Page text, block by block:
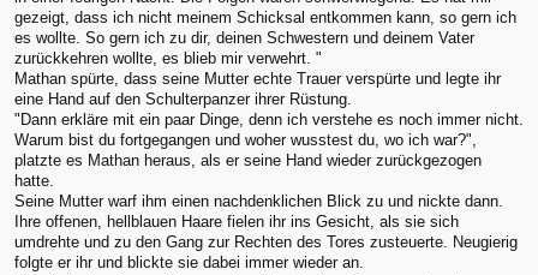
gezeigt, dass ich nicht meinem Schicksal entkommen kann, so gern ich
es wollte. So gern ich zu dir, deinen Schwestern und deinem Vater
zurückkehren wollte, es blieb mir verwehrt. "
Mathan spürte, dass seine Mutter echte Trauer verspürte und legte ihr
eine Hand auf den Schulterpanzer ihrer Rüstung.
"Dann erkläre mit ein paar Dinge, denn ich verstehe es noch immer nicht.
Warum bist du fortgegangen und woher wusstest du, wo ich war?",
platzte es Mathan heraus, als er seine Hand wieder zurückgezogen
hatte.
Seine Mutter warf ihm einen nachdenklichen Blick zu und nickte dann.
Ihre offenen, hellblauen Haare fielen ihr ins Gesicht, als sie sich
umdrehte und zu den Gang zur Rechten des Tores zusteuerte. Neugierig
folgte er ihr und blickte sie dabei immer wieder an.